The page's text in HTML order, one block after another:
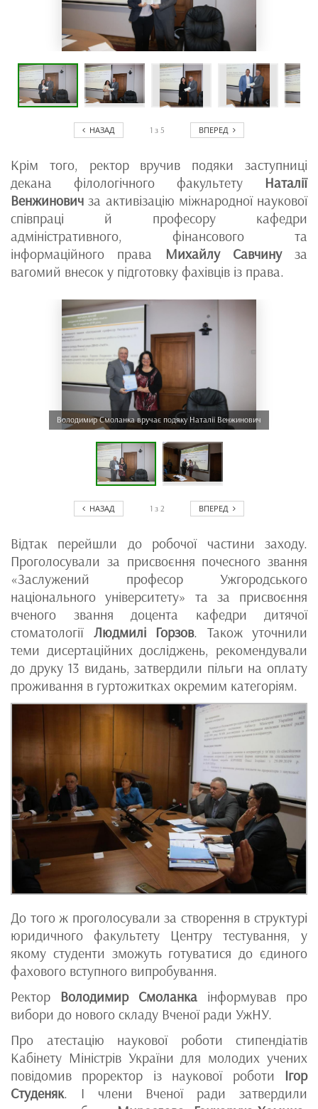
НАЗАД 1 з 5 ВПЕРЕД
Крім того, ректор вручив подяки заступниці
декана філологічного факультету Наталії
Венжинович за активізацію міжнародної наукової
співпраці й професору кафедри
адміністративного, фінансового та
інформаційного права
Михайлу Савчинуза
вагомий внесок у підготовку фахівців із права.
Володимир Смоланка вручає подяку Наталії Венжинович
НАЗАД 1 з 2 ВПЕРЕД
Відтак перейшли до робочої частини заходу.
Проголосували за присвоєння почесного звання
«Заслужений професор Ужгородського
національного університету» та за присвоєння
вченого звання доцента кафедри дитячої
стоматології Людмилі Горзов. Також уточнили
теми дисертаційних досліджень, рекомендували
до друку 13 видань, затвердили пільги на оплату
проживання в гуртожитках окремим категоріям.
До того ж проголосували за створення в структурі
юридичного факультету Центру тестування, у
якому студенти зможуть готуватися до єдиного
фахового вступного випробування.
Ректор Володимир Смоланка інформував про
вибори до нового складу Вченої ради УжНУ.
Про атестацію наукової роботи стипендіатів
Кабінету Міністрів України для молодих учених
повідомив проректор із наукової роботи Ігор
Студеняк. І члени Вченої ради затвердили